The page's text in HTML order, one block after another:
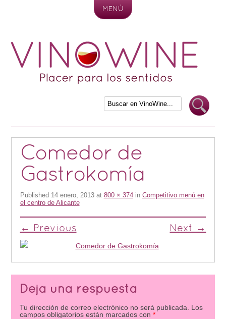
MENÚ
Comedor de
Gastrokomía
Published 14 enero, 2013at 800 × 374in Competitivo menú en
el centro de Alicante
← Previous Next →
Deja una respuesta
Tu dirección de correo electrónico no será publicada. Los
campos obligatorios están marcados con *